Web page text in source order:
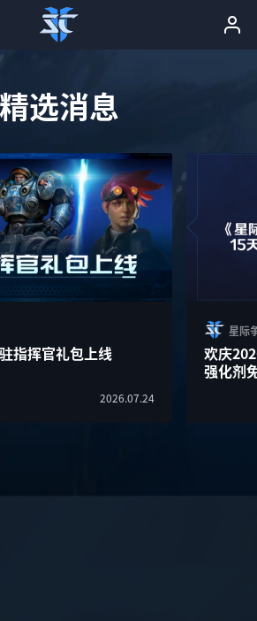
精选消息
指挥官礼包上线
2026.07.24
星际
欢庆
强化剂